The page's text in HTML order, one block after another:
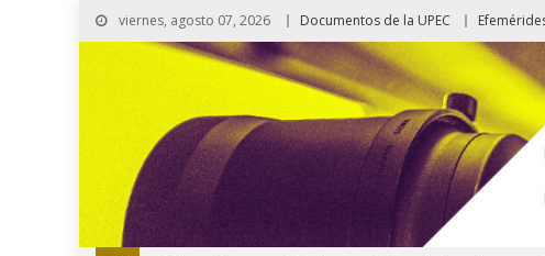
viernes, agosto 07, 2026 Documentos de la UPEC